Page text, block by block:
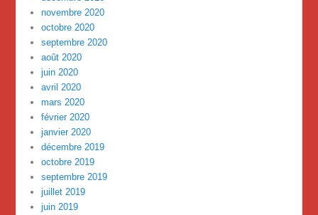
novembre 2020
octobre 2020
septembre 2020
août 2020
juin 2020
avril 2020
mars 2020
février 2020
janvier 2020
décembre 2019
octobre 2019
septembre 2019
juillet 2019
juin 2019